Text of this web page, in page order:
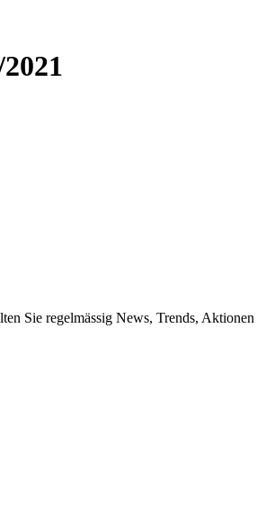
Sie regelmässig News, Trends,